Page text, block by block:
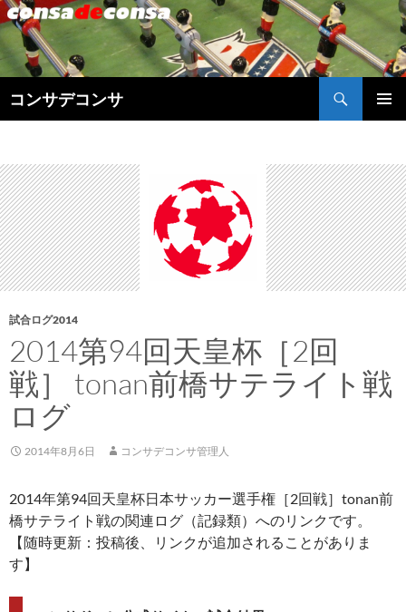
コンサデコンサ
索
ン
ツ
へ
ス
キ
ッ
プ
試合ログ2014
2014第94回天皇杯［2回
戦］ tonan前橋サテライト戦
ログ
2014年8月6日 コンサデコンサ管理人
2014年第94回天皇杯日本サッカー選手権［2回戦］tonan前
橋サテライト戦の関連ログ（記録類）へのリンクです。
【随時更新：投稿後、リンクが追加されることがありま
す】